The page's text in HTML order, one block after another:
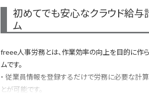
初めてでも安心なクラウド給与
ム
freee人事労務とは、作業効率の向上を目的に作
ムです。
・ 従業員情報を登録するだけで労務に必要な計
とが可能です。